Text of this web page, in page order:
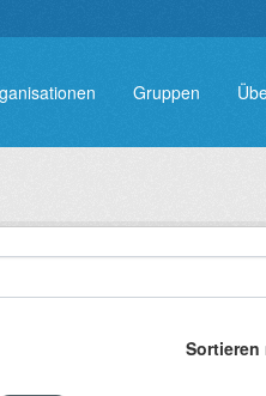
Gruppen
Sortieren